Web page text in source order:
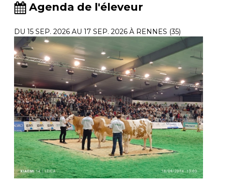
Agenda de l'éleveur
DU 15 SEP. 2026 AU 17 SEP. 2026 À RENNES (35)